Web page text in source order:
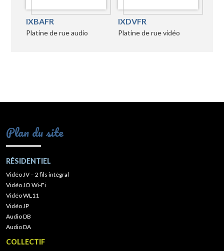
IXBAFR
Platine de rue audio
IXDVFR
Platine de rue vidéo
Plan du site
RÉSIDENTIEL
Vidéo JV – 2 fils intégral
Vidéo JO Wi-Fi
Vidéo WL11
Vidéo JP
Audio DB
Audio DA
COLLECTIF